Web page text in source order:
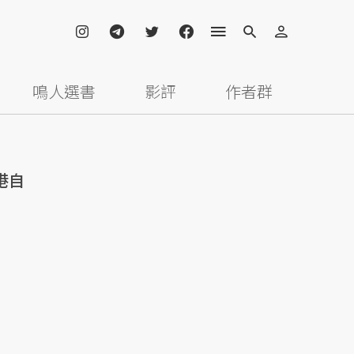
鳴人選書 影評 作者群
自